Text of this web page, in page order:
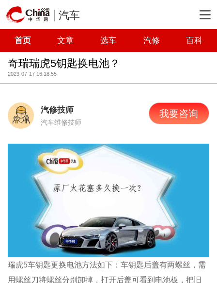
汽车
首页 文章 选车 汽修 百科
奇瑞瑞虎5钥匙换电池？
2023-07-17 16:18:55
汽修技师
汽车维修技师
我要咨询
瑞虎5车钥匙更换电池方法如下：车钥匙后盖有两螺丝，需
用螺丝刀将螺丝分别卸掉，打开后盖可看到电池板，把旧